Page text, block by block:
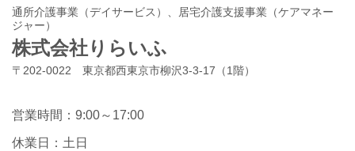
通所介護事業（デイサービス）、居宅介護支援事業（ケアマネー
ジャー）
株式会社りらいふ
〒202-0022 東京都西東京市柳沢3-3-17（1階）
営業時間：9:00～17:00
休業日：土日